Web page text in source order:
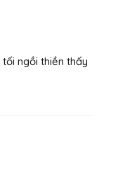
ngồi thiền thấy